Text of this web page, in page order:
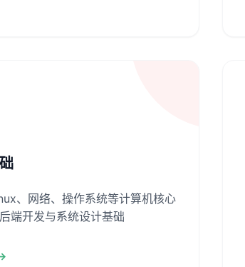
、网络、操作系统等计算机核心
端开发与系统设计基础